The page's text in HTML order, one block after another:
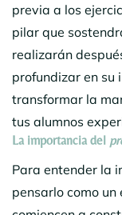
previa a los
pilar que
realizarán
profundizar en su
transformar la
tus alumnos
La importancia del
Para entender la
pensarlo como un